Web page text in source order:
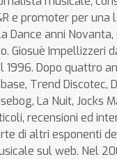
e promoter per una
Dance anni
Giosuè Impellizzeri
1996. Dopo quattro
Trend Discotec,
La Nuit, Jocks
recensioni ed
di altri esponenti
sul web. Nel